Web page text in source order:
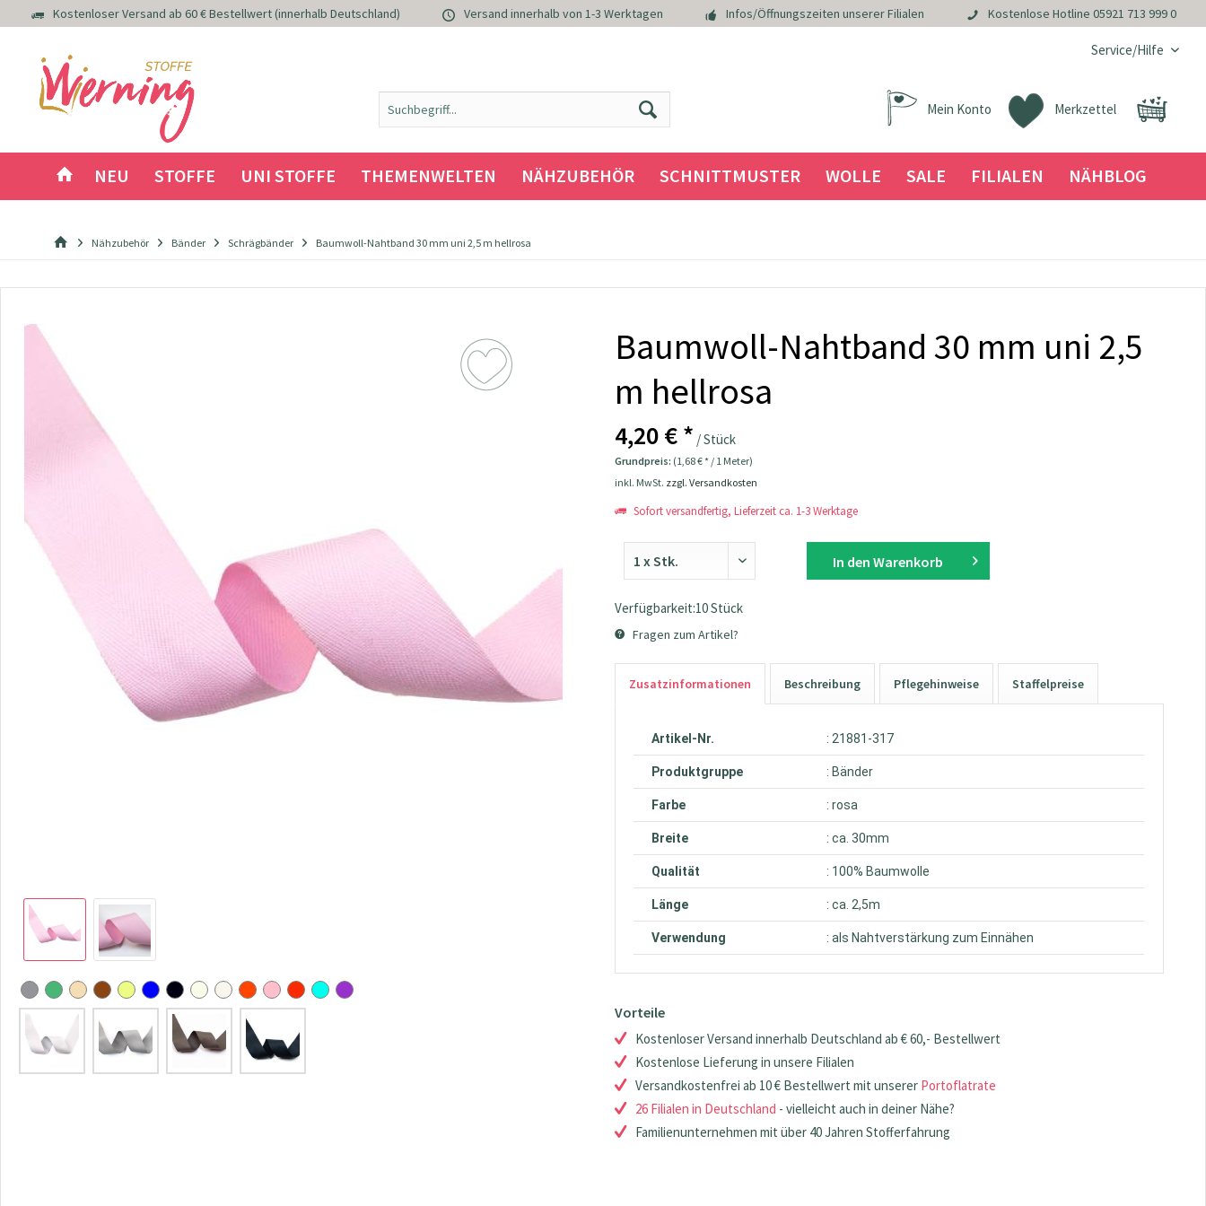
Kostenloser Versand ab 60 € Bestellwert (innerhalb Deutschland) Versand innerhalb von 1-3 Werktagen Infos/Öffnungszeiten unserer Filialen Kostenlose Hotline 05921 713 999 0
Service/Hilfe
Merkzettel
Mein Konto
NEU STOFFE UNI STOFFE THEMENWELTEN NÄHZUBEHÖR SCHNITTMUSTER WOLLE SALE FILIALEN NÄHBLOG
Nähzubehör Bänder Schrägbänder Baumwoll-Nahtband 30 mm uni 2,5 m hellrosa
Baumwoll-Nahtband 30 mm uni 2,5
m hellrosa
4,20 € * / Stück
Grundpreis: (1,68 € * / 1 Meter)
inkl. MwSt. zzgl. Versandkosten
Sofort versandfertig, Lieferzeit ca. 1-3 Werktage
In den Warenkorb
Verfügbarkeit:10 Stück
Fragen zum Artikel?
Zusatzinformationen Beschreibung Pflegehinweise Staffelpreise
Artikel-Nr. : 21881-317
Produktgruppe : Bänder
Farbe : rosa
Breite : ca. 30mm
Qualität : 100% Baumwolle
Länge : ca. 2,5m
Verwendung : als Nahtverstärkung zum Einnähen
Vorteile
Kostenloser Versand innerhalb Deutschland ab € 60,- Bestellwert
Kostenlose Lieferung in unsere Filialen
Versandkostenfrei ab 10 € Bestellwert mit unserer Portoflatrate
26 Filialen in Deutschland - vielleicht auch in deiner Nähe?
Familienunternehmen mit über 40 Jahren Stofferfahrung